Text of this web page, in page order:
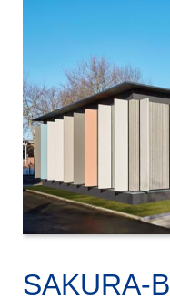
SAKURA-